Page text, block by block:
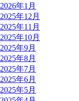
2026年1月
2025年12月
2025年11月
2025年10月
2025年9月
2025年8月
2025年7月
2025年6月
2025年5月